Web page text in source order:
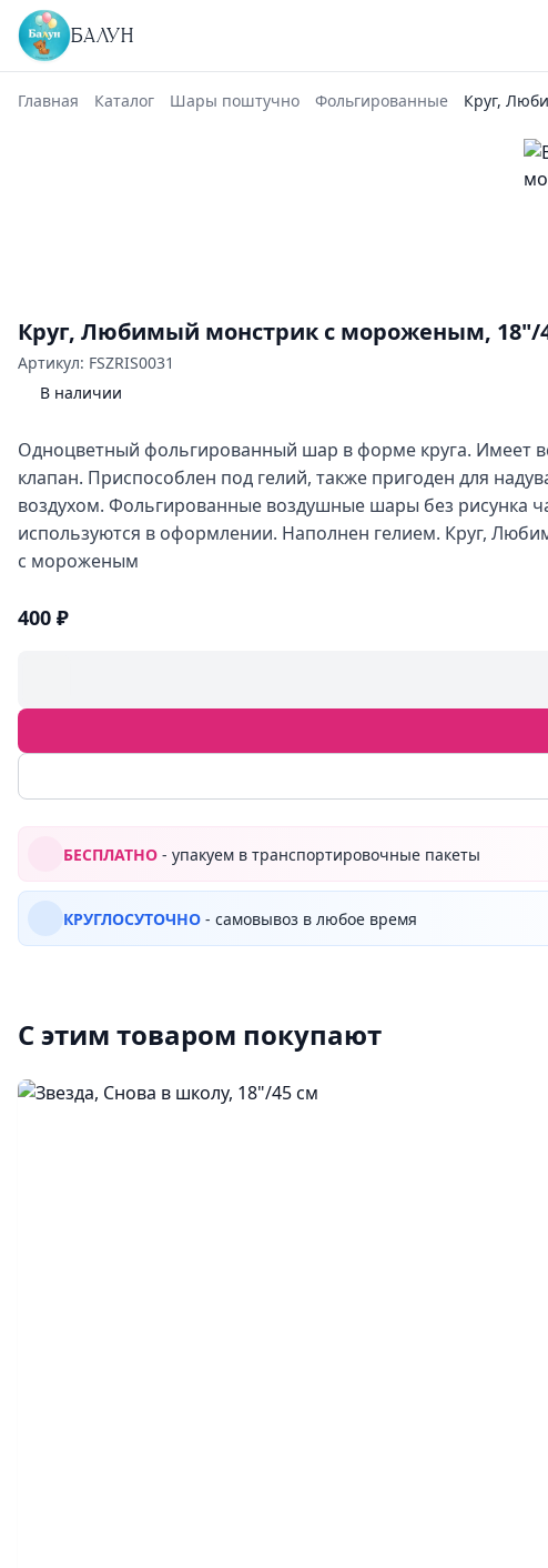
БАЛУН
Главная Каталог Шары поштучно Фольгированные Круг,
Круг, Любимый монстрик с мороженым, 18"/
Артикул: FSZRIS0031
В наличии
Одноцветный фольгированный шар в форме круга. Имеет
клапан. Приспособлен под гелий, также пригоден для
воздухом. Фольгированные воздушные шары без рисунка
используются в оформлении. Наполнен гелием. Круг,
с мороженым
400 ₽
БЕСПЛАТНО - упакуем в транспортировочные пакеты
КРУГЛОСУТОЧНО - самовывоз в любое время
С этим товаром покупают